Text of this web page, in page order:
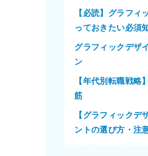
【必読】グラフィ
っておきたい必須
グラフィックデザ
ン
【年代別転職戦
筋
【グラフィックデ
ントの選び方・注